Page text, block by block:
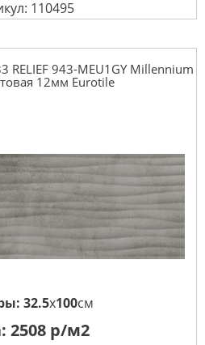
110495
RELIEF 943-MEU1GY Millennium
12мм Eurotile
32.5x100см
2508 р/м2